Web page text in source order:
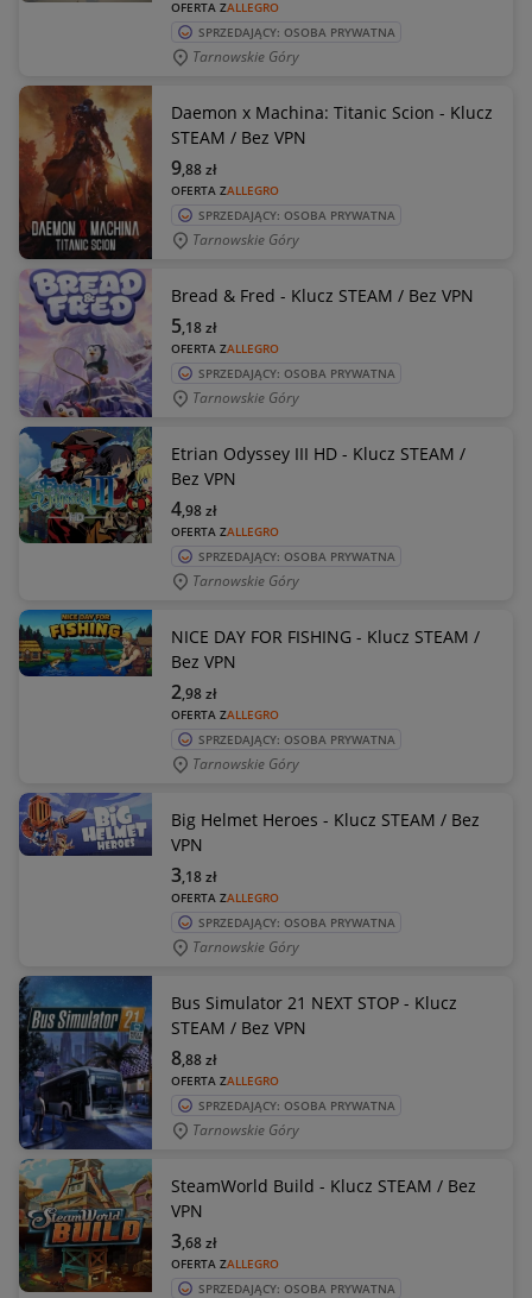
OFERTA ZALLEGRO
SPRZEDAJĄCY: OSOBA PRYWATNA
Tarnowskie Góry
Daemon x Machina: Titanic Scion - Klucz
STEAM / Bez VPN
OFERTA ZALLEGRO
9,88zł
SPRZEDAJĄCY: OSOBA PRYWATNA
Tarnowskie Góry
Bread & Fred - Klucz STEAM / Bez VPN
OFERTA ZALLEGRO
5,18zł
SPRZEDAJĄCY: OSOBA PRYWATNA
Tarnowskie Góry
Etrian Odyssey III HD - Klucz STEAM /
Bez VPN
OFERTA ZALLEGRO
4,98zł
SPRZEDAJĄCY: OSOBA PRYWATNA
Tarnowskie Góry
NICE DAY FOR FISHING - Klucz STEAM /
Bez VPN
OFERTA ZALLEGRO
2,98zł
SPRZEDAJĄCY: OSOBA PRYWATNA
Tarnowskie Góry
Big Helmet Heroes - Klucz STEAM / Bez
VPN
OFERTA ZALLEGRO
3,18zł
SPRZEDAJĄCY: OSOBA PRYWATNA
Tarnowskie Góry
Bus Simulator 21 NEXT STOP - Klucz
STEAM / Bez VPN
OFERTA ZALLEGRO
8,88zł
SPRZEDAJĄCY: OSOBA PRYWATNA
Tarnowskie Góry
SteamWorld Build - Klucz STEAM / Bez
VPN
OFERTA ZALLEGRO
3,68zł
SPRZEDAJĄCY: OSOBA PRYWATNA